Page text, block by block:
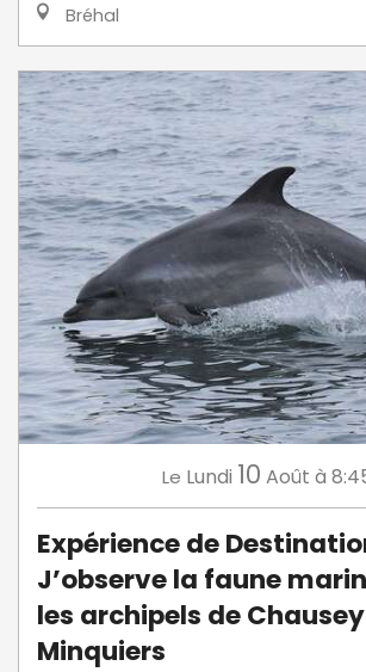
Bréhal
Le Lundi 10 Août à
Expérience de
J’observe la faune
les archipels de
Minquiers